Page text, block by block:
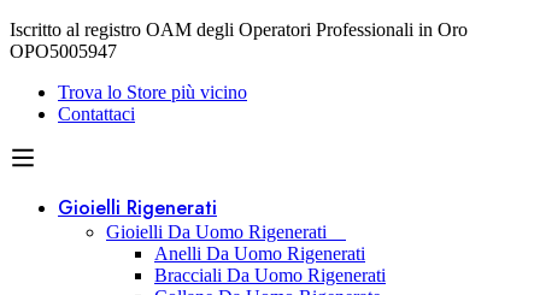
Iscritto al registro OAM degli Operatori Professionali in Oro
OPO5005947
Trova lo Store più vicino
Contattaci
Gioielli Rigenerati
Gioielli Da Uomo Rigenerati
Anelli Da Uomo Rigenerati
Bracciali Da Uomo Rigenerati